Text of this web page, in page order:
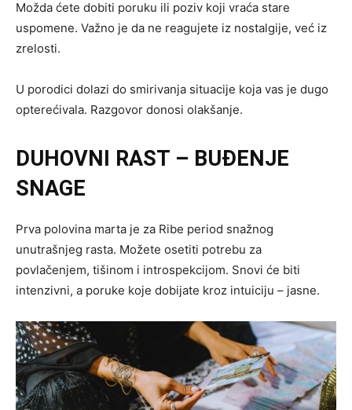
Možda ćete dobiti poruku ili poziv koji vraća stare
uspomene. Važno je da ne reagujete iz nostalgije, već iz
zrelosti.
U porodici dolazi do smirivanja situacije koja vas je dugo
opterećivala. Razgovor donosi olakšanje.
DUHOVNI RAST – BUĐENJE
SNAGE
Prva polovina marta je za Ribe period snažnog
unutrašnjeg rasta. Možete osetiti potrebu za
povlačenjem, tišinom i introspekcijom. Snovi će biti
intenzivni, a poruke koje dobijate kroz intuiciju – jasne.